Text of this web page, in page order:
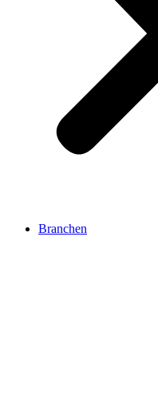
Branchen